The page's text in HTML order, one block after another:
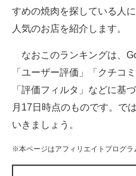
好きが集まる 比べて選べる
企業ITのトレンドを詳説
ITエンジニア向け専門サイト
すめの焼肉を探している人
人気のお店を紹介します。
なおこのランキングは、
「ユーザー評価」「クチコ
「評価フィルタ」などに基
月17日時点のものです。で
いきましょう。
※本ページはアフィリエイトプログラ